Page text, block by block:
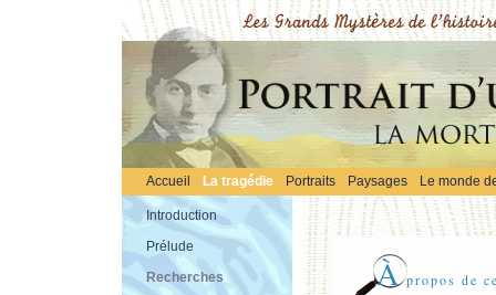
Accueil La tragédie Portraits Paysages Le monde
Introduction
Prélude
Recherches
Àpropos de